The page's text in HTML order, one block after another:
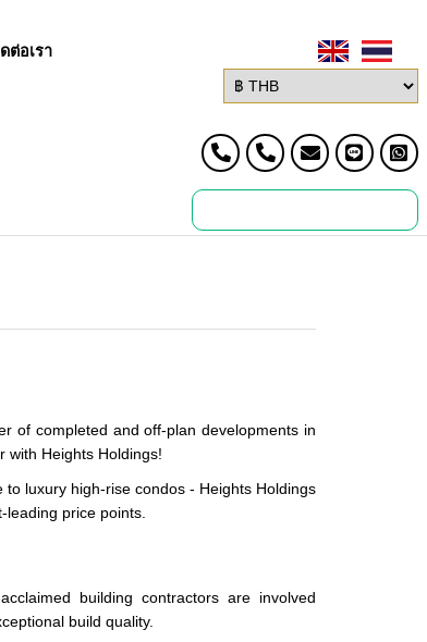
ต่อเรา
of completed and off-plan developments in
with Heights Holdings!
luxury high-rise condos - Heights Holdings
price points.
building contractors are involved
build quality.